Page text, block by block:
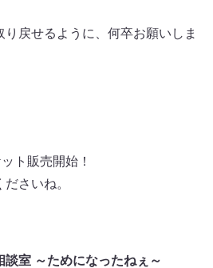
戻せるように、何卒お願いしま
ト販売開始！
さいね。
談室 ～ためになったねぇ～